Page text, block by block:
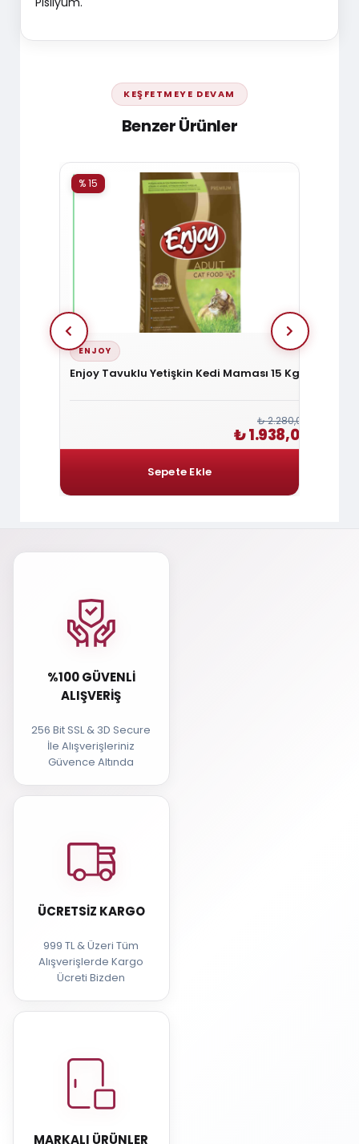
KEŞFETMEYE DEVAM
Benzer Ürünler
ENJOY
Enjoy Tavuklu Yetişkin Kedi Maması 15 Kg
% 15
₺ 2.280,00
₺ 1.938,00
%100 GÜVENLI
ALIŞVERIŞ
256 Bit SSL & 3D Secure
İle Alışverişleriniz
Güvence Altında
ÜCRETSIZ KARGO
999 TL & Üzeri Tüm
Alışverişlerde Kargo
Ücreti Bizden
MARKALI ÜRÜNLER